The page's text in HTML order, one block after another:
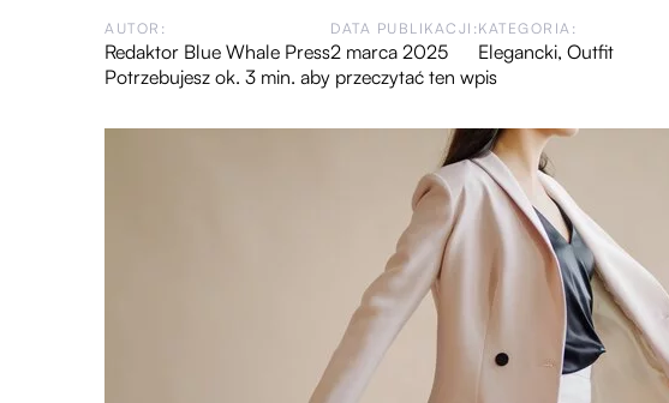
AUTOR:
Redaktor Blue Whale Press
DATA PUBLIKACJI:
2 marca 2025
KATEGORIA:
Elegancki, Outfit
Potrzebujesz ok. 3 min. aby przeczytać ten wpis